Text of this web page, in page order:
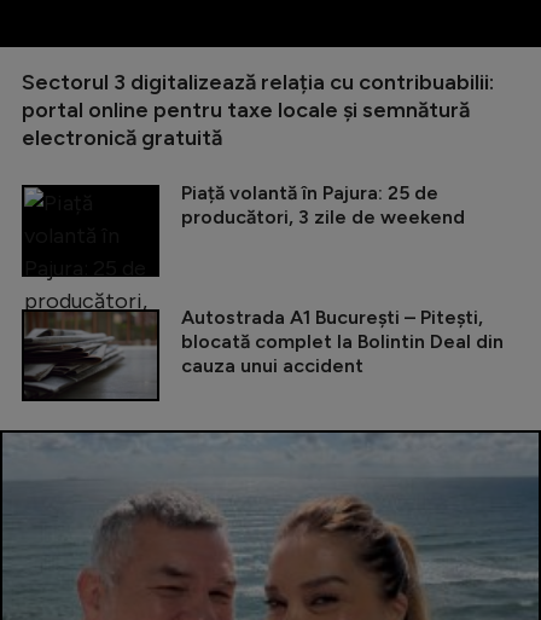
Sectorul 3 digitalizează relația cu contribuabilii:
portal online pentru taxe locale și semnătură
electronică gratuită
Piață volantă în Pajura: 25 de
producători, 3 zile de weekend
Autostrada A1 București – Pitești,
blocată complet la Bolintin Deal din
cauza unui accident